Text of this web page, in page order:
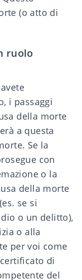
(o atto di
ruolo
i passaggi
della morte
a questa
Se la
con
o la
della morte
se si
o un delitto),
o alla
per voi come
di
del